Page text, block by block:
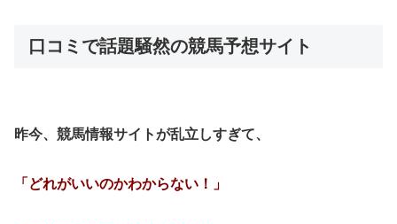
口コミで話題騒然の競馬予想サイト
昨今、競馬情報サイトが乱立しすぎて、
「どれがいいのかわからない！」